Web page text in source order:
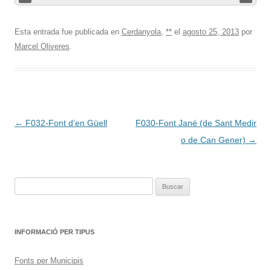
Esta entrada fue publicada en Cerdanyola, ** el agosto 25, 2013 por
Marcel Oliveres.
Navegación
← F032-Font d’en Güell
F030-Font Jané (de Sant Medir
o de Can Gener) →
INFORMACIÓ PER TIPUS
Fonts per Municipis